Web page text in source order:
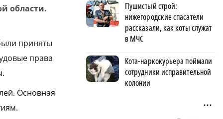
области.
приняты
права
Основная
Пушистый строй:
нижегородские спасатели
рассказали, как коты служат
в МЧС
Кота-наркокурьера поймали
сотрудники исправительной
колонии